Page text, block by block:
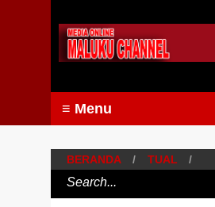
BERANDA / TUAL /